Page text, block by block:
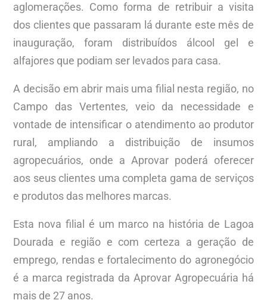
aglomerações. Como forma de retribuir a visita
dos clientes que passaram lá durante este mês de
inauguração, foram distribuídos álcool gel e
alfajores que podiam ser levados para casa.
A decisão em abrir mais uma filial nesta região, no
Campo das Vertentes, veio da necessidade e
vontade de intensificar o atendimento ao produtor
rural, ampliando a distribuição de insumos
agropecuários, onde a Aprovar poderá oferecer
aos seus clientes uma completa gama de serviços
e produtos das melhores marcas.
Esta nova filial é um marco na história de Lagoa
Dourada e região e com certeza a geração de
emprego, rendas e fortalecimento do agronegócio
é a marca registrada da Aprovar Agropecuária há
mais de 27 anos.